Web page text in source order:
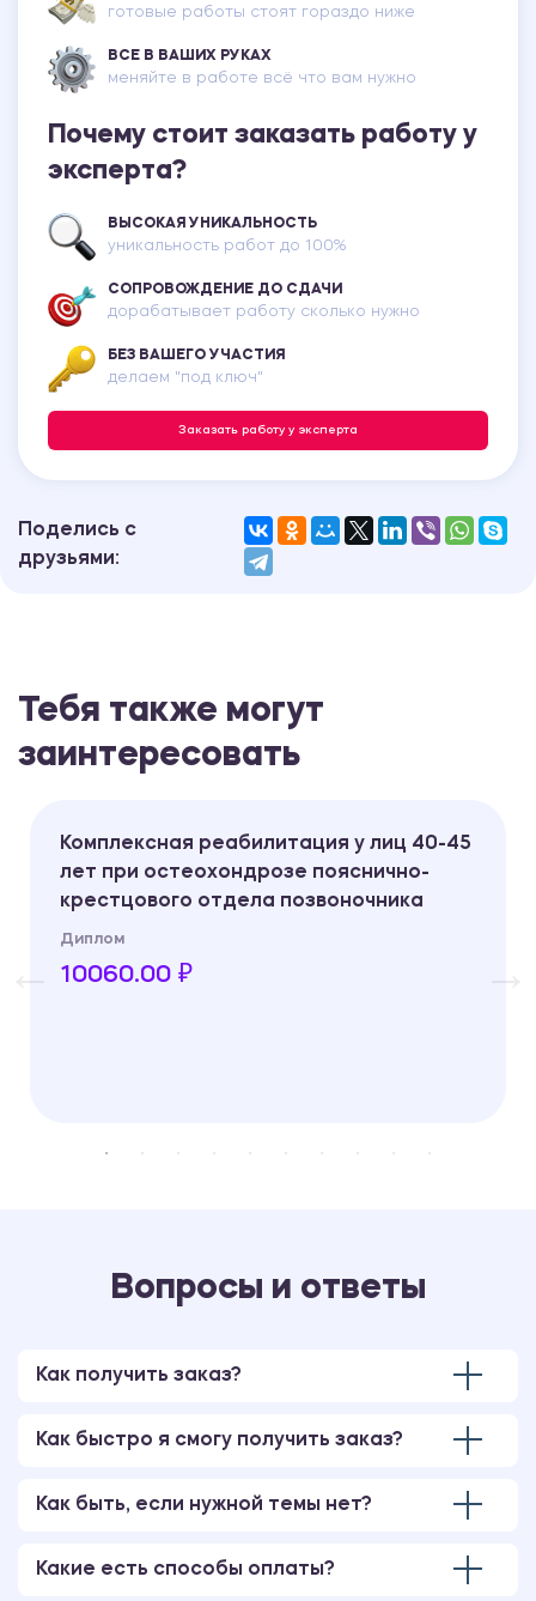
готовые работы стоят гораздо ниже
ВСЕ В ВАШИХ РУКАХ
меняйте в работе всё что вам нужно
Почему стоит заказать работу у
эксперта?
ВЫСОКАЯ УНИКАЛЬНОСТЬ
уникальность работ до 100%
СОПРОВОЖДЕНИЕ ДО СДАЧИ
дорабатывает работу сколько нужно
БЕЗ ВАШЕГО УЧАСТИЯ
делаем "под ключ"
Заказать работу у эксперта
Поделись с
друзьями:
Тебя также могут
заинтересовать
Комплексная реабилитация у лиц 40-45
лет при остеохондрозе пояснично-
крестцового отдела позвоночника
Диплом
10060.00 ₽
Вопросы и ответы
Как получить заказ?
Как быстро я смогу получить заказ?
Как быть, если нужной темы нет?
Какие есть способы оплаты?